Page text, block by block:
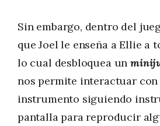
Sin embargo, dentro del
que Joel le enseña a Ellie a
lo cual desbloquea un
nos permite interactuar
instrumento siguiendo
pantalla para reproducir